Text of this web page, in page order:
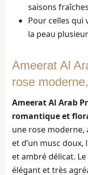
saisons
Pour celles
la peau
Ameerat Al
rose
Ameerat Al Arab
romantique et
une rose moderne,
et d’un musc
et ambré délicat.
élégant et très